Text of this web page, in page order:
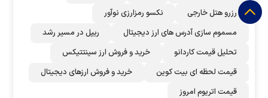
رزرو هتل خارجی
نکسو رمزارزی نوآور
مسموم سازی آدرس های ارز دیجیتال
ریپل در مسیر رشد
تحلیل قیمت کاردانو
خرید و فروش ارز سینتتیکس
قیمت لحظه ای بیت کوین
خرید و فروش ارزهای دیجیتال
قیمت اتریوم امروز